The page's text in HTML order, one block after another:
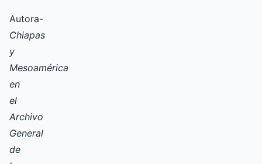
Autora-
Chiapas
y
Mesoamérica
en
el
Archivo
General
de